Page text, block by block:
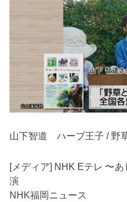
山下智道 ハーブ王子 / 野
[メディア] NHK Eテレ 〜
演
NHK福岡ニュース